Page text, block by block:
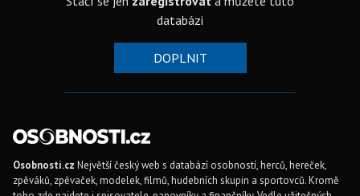
databázi
DOPLNIT
Osobnosti.cz Největší český web s databází osobností, herců, hereček,
zpěváků, zpěvaček, modelek, filmů, hudebních skupin a sportovců. Kromě